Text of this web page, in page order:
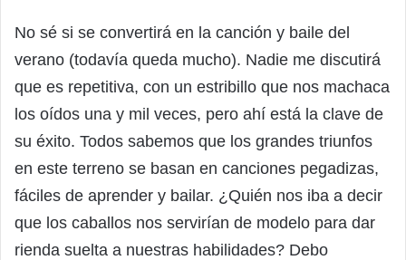
No sé si se convertirá en la canción y baile del
verano (todavía queda mucho). Nadie me discutirá
que es repetitiva, con un estribillo que nos machaca
los oídos una y mil veces, pero ahí está la clave de
su éxito. Todos sabemos que los grandes triunfos
en este terreno se basan en canciones pegadizas,
fáciles de aprender y bailar. ¿Quién nos iba a decir
que los caballos nos servirían de modelo para dar
rienda suelta a nuestras habilidades? Debo